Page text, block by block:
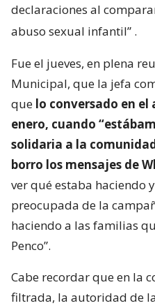
declaraciones al
abuso sexual infantil” .
Fue el jueves, en plena
Municipal, que la jefa
que lo conversado en
enero, cuando
solidaria a la
borro los mensajes de
ver qué estaba haciendo
preocupada de la
haciendo a las familias
Penco”.
Cabe recordar que en la
filtrada, la autoridad de